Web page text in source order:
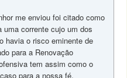
me enviou foi citado como
corrente cujo um dos
havia o risco eminente de
para a Renovação
tem assim como o
para a nossa fé.